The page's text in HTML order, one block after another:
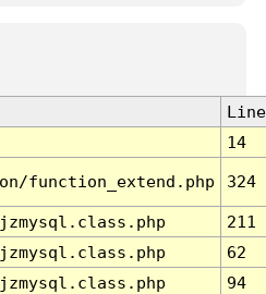
Line
14
function_extend.php 324
211
62
94